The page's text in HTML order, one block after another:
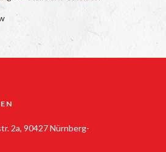
2a, 90427 Nürnberg-